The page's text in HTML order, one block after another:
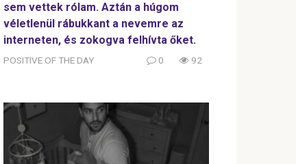
sem vettek rólam. Aztán a húgom
véletlenül rábukkant a nevemre az
interneten, és zokogva felhívta őket.
POSITIVE OF THE DAY 0 92